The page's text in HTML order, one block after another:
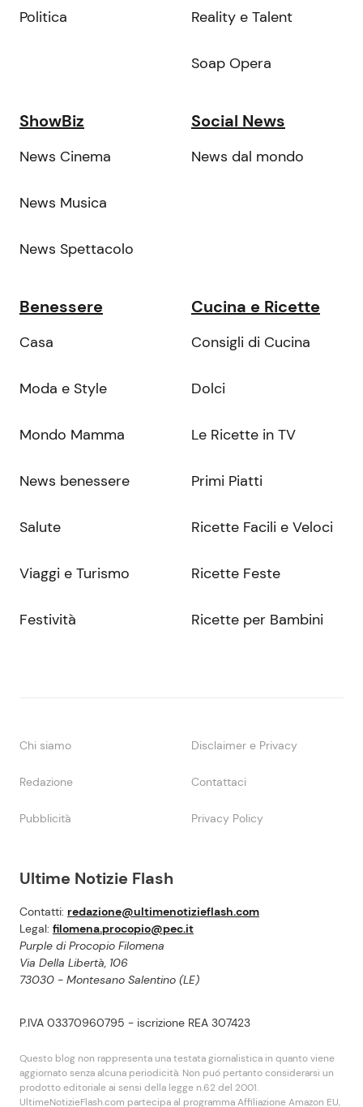
Ultime Notizie Flash
Contatti: redazione@ultimenotizieflash.com
Legal: filomena.procopio@pec.it
Purple di Procopio Filomena
Via Della Libertà, 106
73030 - Montesano Salentino (LE)
P.IVA 03370960795 - iscrizione REA 307423
Questo blog non rappresenta una testata giornalistica in quanto viene
aggiornato senza alcuna periodicità. Non puó pertanto considerarsi un
prodotto editoriale ai sensi della legge n.62 del 2001.
UltimeNotizieFlash.com partecipa al programma Affiliazione Amazon EU,
Politica Reality e Talent
Soap Opera
ShowBiz
News Cinema
News Musica
News Spettacolo
Social News
News dal mondo
Benessere
Casa
Moda e Style
Mondo Mamma
News benessere
Salute
Viaggi e Turismo
Festività
Cucina e Ricette
Consigli di Cucina
Dolci
Le Ricette in TV
Primi Piatti
Ricette Facili e Veloci
Ricette Feste
Ricette per Bambini
Chi siamo Disclaimer e Privacy
Redazione Contattaci
Pubblicità Privacy Policy